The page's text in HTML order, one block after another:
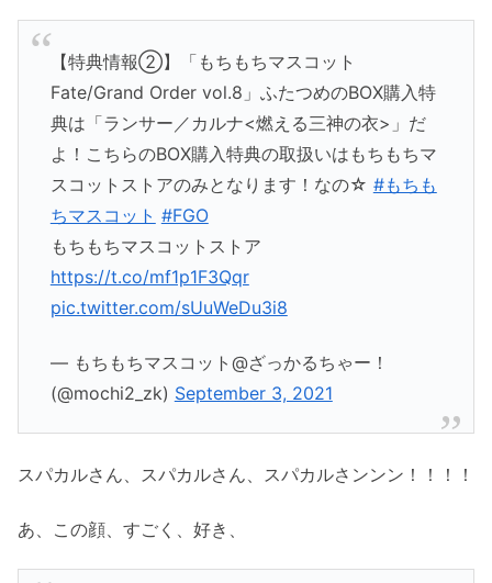
【特典情報②】「もちもちマスコット
Fate/Grand Order vol.8」ふたつめのBOX購入特
典は「ランサー／カルナ<燃える三神の衣>」だ
よ！こちらのBOX購入特典の取扱いはもちもちマ
スコットストアのみとなります！なの☆ #もちも
ちマスコット #FGO
もちもちマスコットストア
https://t.co/mf1p1F3Qqr
pic.twitter.com/sUuWeDu3i8
— もちもちマスコット@ざっかるちゃー！
(@mochi2_zk) September 3, 2021
スパカルさん、スパカルさん、スパカルさンンン！！！！
あ、この顔、すごく、好き、